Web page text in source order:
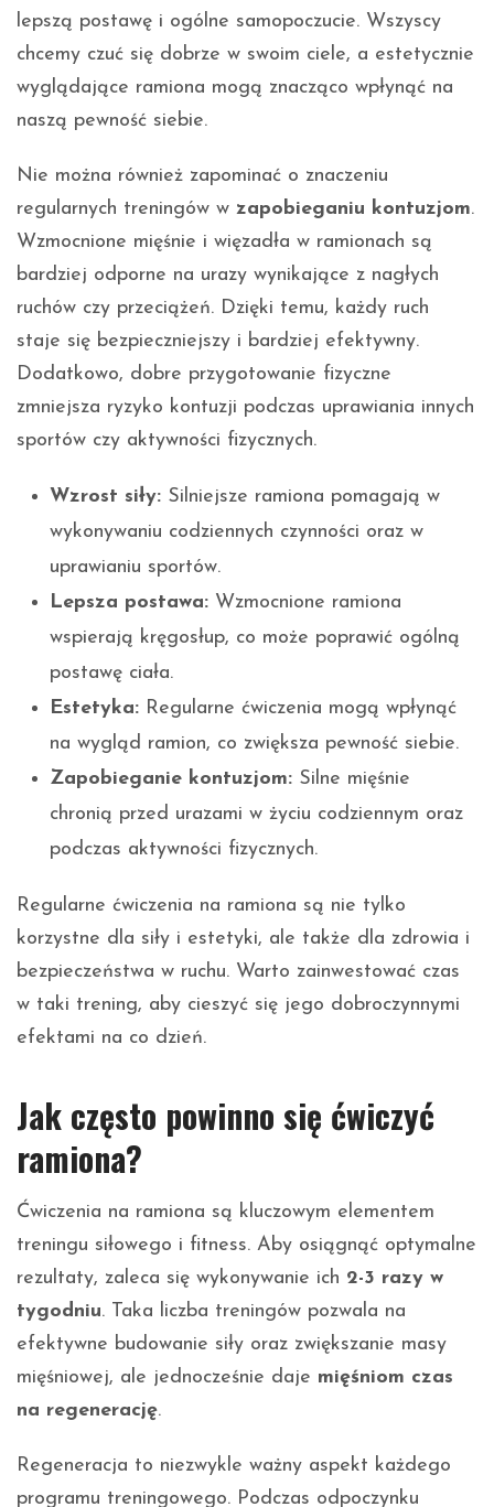
lepszą postawę i ogólne samopoczucie. Wszyscy
chcemy czuć się dobrze w swoim ciele, a estetycznie
wyglądające ramiona mogą znacząco wpłynąć na
naszą pewność siebie.
Nie można również zapominać o znaczeniu
regularnych treningów w zapobieganiu kontuzjom.
Wzmocnione mięśnie i więzadła w ramionach są
bardziej odporne na urazy wynikające z nagłych
ruchów czy przeciążeń. Dzięki temu, każdy ruch
staje się bezpieczniejszy i bardziej efektywny.
Dodatkowo, dobre przygotowanie fizyczne
zmniejsza ryzyko kontuzji podczas uprawiania innych
sportów czy aktywności fizycznych.
Wzrost siły: Silniejsze ramiona pomagają w
wykonywaniu codziennych czynności oraz w
uprawianiu sportów.
Lepsza postawa: Wzmocnione ramiona
wspierają kręgosłup, co może poprawić ogólną
postawę ciała.
Estetyka: Regularne ćwiczenia mogą wpłynąć
na wygląd ramion, co zwiększa pewność siebie.
Zapobieganie kontuzjom: Silne mięśnie
chronią przed urazami w życiu codziennym oraz
podczas aktywności fizycznych.
Regularne ćwiczenia na ramiona są nie tylko
korzystne dla siły i estetyki, ale także dla zdrowia i
bezpieczeństwa w ruchu. Warto zainwestować czas
w taki trening, aby cieszyć się jego dobroczynnymi
efektami na co dzień.
Jak często powinno się ćwiczyć
ramiona?
Ćwiczenia na ramiona są kluczowym elementem
treningu siłowego i fitness. Aby osiągnąć optymalne
rezultaty, zaleca się wykonywanie ich 2-3 razy w
tygodniu. Taka liczba treningów pozwala na
efektywne budowanie siły oraz zwiększanie masy
mięśniowej, ale jednocześnie daje mięśniom czas
na regenerację.
Regeneracja to niezwykle ważny aspekt każdego
programu treningowego. Podczas odpoczynku